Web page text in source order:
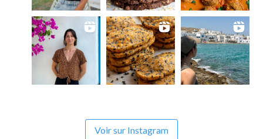
Voir sur Instagram